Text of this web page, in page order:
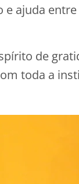
ajuda
de
toda a